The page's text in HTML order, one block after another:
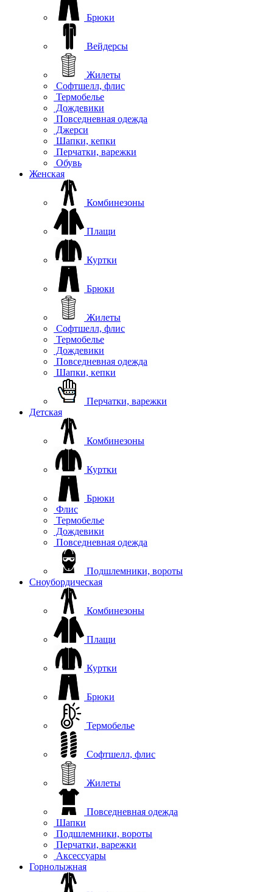
Брюки
Вейдерсы
Жилеты
Софтшелл, флис
Термобелье
Дождевики
Повседневная одежда
Джерси
Шапки, кепки
Перчатки, варежки
Обувь
Женская
Комбинезоны
Плащи
Куртки
Брюки
Жилеты
Софтшелл, флис
Термобелье
Дождевики
Повседневная одежда
Шапки, кепки
Перчатки, варежки
Детская
Комбинезоны
Куртки
Брюки
Флис
Термобелье
Дождевики
Повседневная одежда
Подшлемники, вороты
Сноубордическая
Комбинезоны
Плащи
Куртки
Брюки
Термобелье
Софтшелл, флис
Жилеты
Повседневная одежда
Шапки
Подшлемники, вороты
Перчатки, варежки
Аксессуары
Горнолыжная